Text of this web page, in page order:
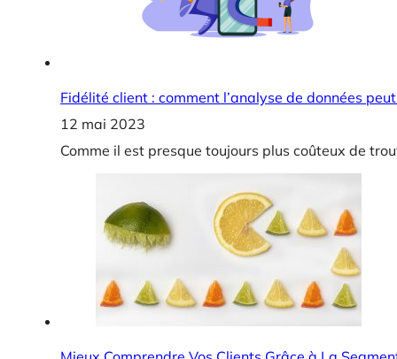
Fidélité client : comment l’analyse de données
12 mai 2023
Comme il est presque toujours plus coûteux de